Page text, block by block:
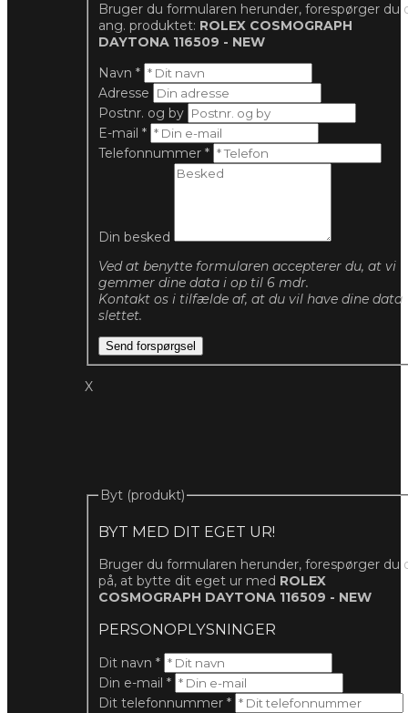
Bruger du formularen herunder, forespørger du
ang. produktet: ROLEX COSMOGRAPH
DAYTONA 116509 - NEW
Navn *
Adresse
Postnr. og by
E-mail *
Telefonnummer *
Din besked
Ved at benytte formularen accepterer du, at vi
gemmer dine data i op til 6 mdr.
Kontakt os i tilfælde af, at du vil have dine data
slettet.
Send forspørgsel
X
Byt (produkt)
BYT MED DIT EGET UR!
Bruger du formularen herunder, forespørger du
på, at bytte dit eget ur med ROLEX
COSMOGRAPH DAYTONA 116509 - NEW
PERSONOPLYSNINGER
Dit navn *
Din e-mail *
Dit telefonnummer *